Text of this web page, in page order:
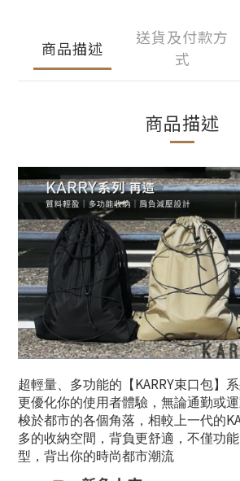
商品描述
送貨及付款方
式
商品描述
超輕量、多功能的【 KARRY束口包】
更優化你的使用者體驗，無論通勤或
梭於都市的各個角落，相較上一代的
多的收納空間，背負更舒適，不僅功
型，背出你的時尚都市潮流